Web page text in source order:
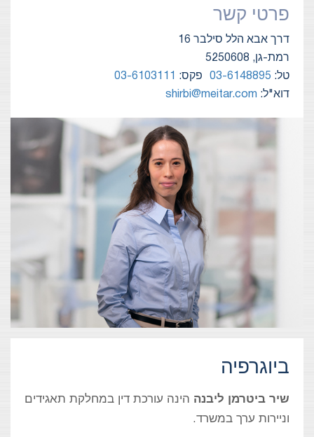
פרטי קשר
דרך אבא הלל סילבר 16
רמת-גן, 5250608
טל: 03-6148895 פקס:
03-6103111
דוא"ל: shirbi@meitar.com
ביוגרפיה
שיר ביטרמן ליבנה הינה עורכת דין במחלקת תאגידים
וניירות ערך במשרד.